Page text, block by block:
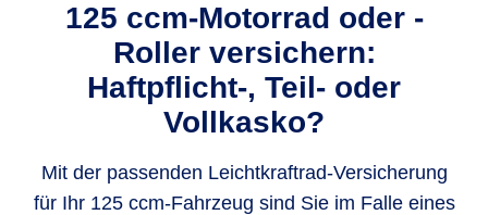
125 ccm-Motorrad oder -
Roller versichern:
Haftpflicht-, Teil- oder
Vollkasko?
Mit der passenden Leichtkraftrad-Versicherung
für Ihr 125 ccm-Fahrzeug sind Sie im Falle eines